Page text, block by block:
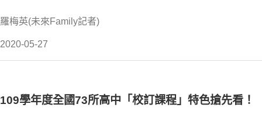
羅梅英(未來Family記者)
2020-05-27
109學年度全國73所高中「校訂課程」特色搶先看！